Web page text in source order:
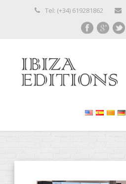
Tel: (+34) 619281862